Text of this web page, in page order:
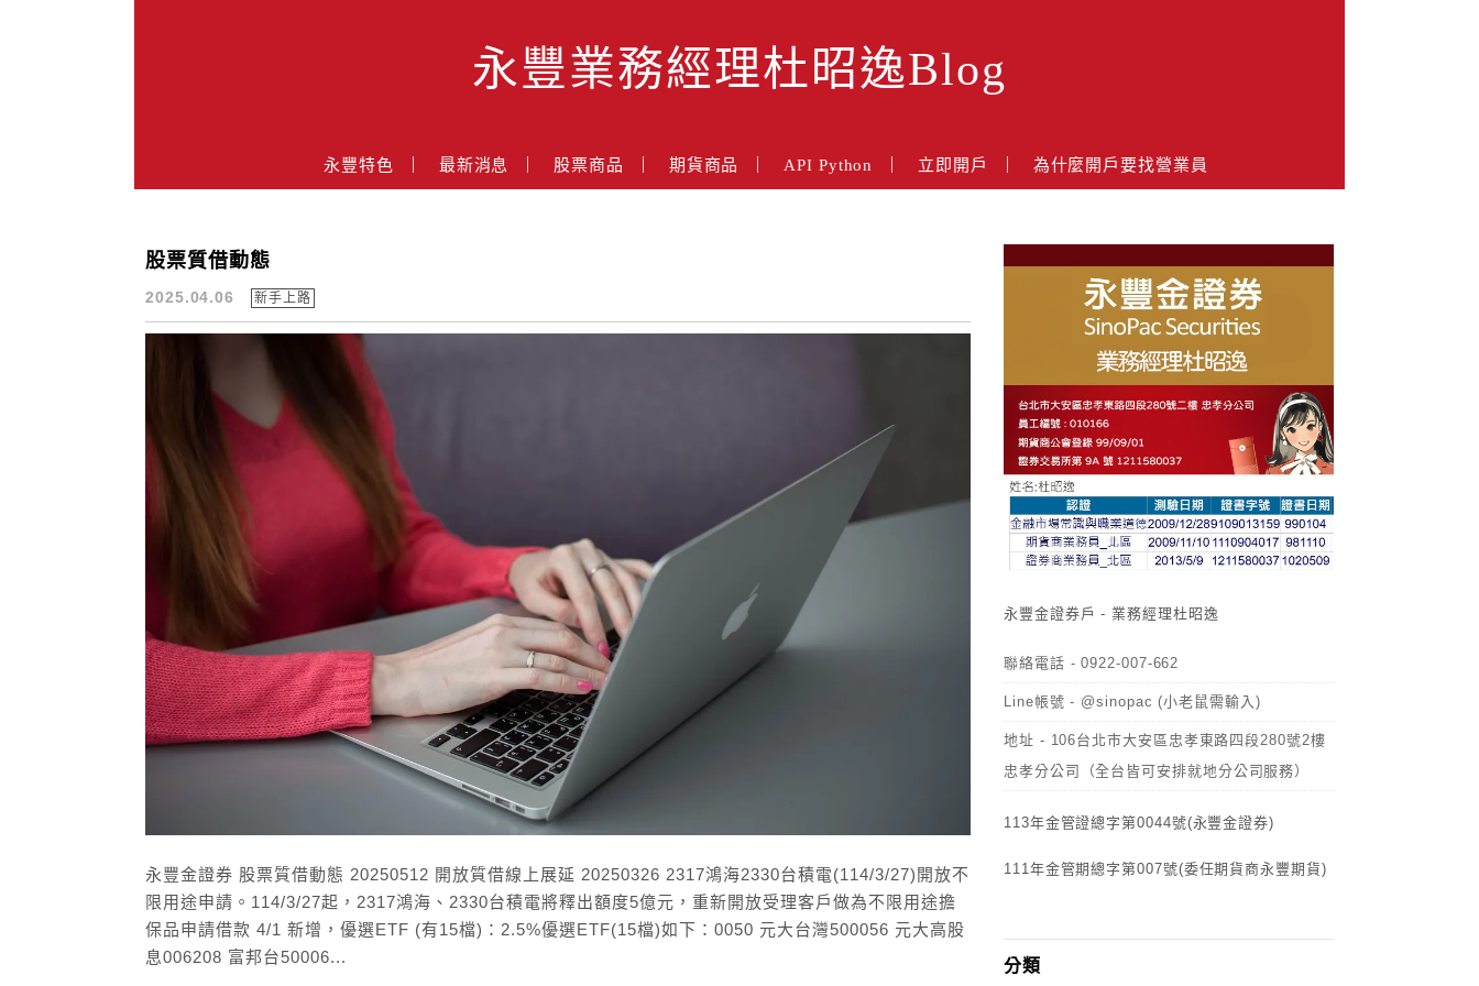
永豐業務經理杜昭逸Blog
永豐業務經理杜昭逸Blog
永豐特色 最新消息 股票商品 期貨商品 API Python 立即開戶 為什麼開戶要找營業員
質借
股票質借動態
2025.04.06 新手上路
永豐金證券 股票質借動態 20250512 開放質借線上展延 20250326 2317鴻海2330台積電(114/3/27)開放不
限用途申請。114/3/27起，2317鴻海、2330台積電將釋出額度5億元，重新開放受理客戶做為不限用途擔
保品申請借款 4/1 新增，優選ETF (有15檔)：2.5%優選ETF(15檔)如下：0050 元大台灣500056 元大高股
息006208 富邦台50006...
永豐金證券戶 - 業務經理杜昭逸
聯絡電話 - 0922-007-662
Line帳號 - @sinopac (小老鼠需輸入)
地址 - 106台北市大安區忠孝東路四段280號2樓
忠孝分公司（全台皆可安排就地分公司服務）
113年金管證總字第0044號(永豐金證券)
111年金管期總字第007號(委任期貨商永豐期貨)
分類